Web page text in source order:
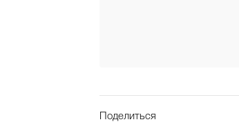
Поделиться